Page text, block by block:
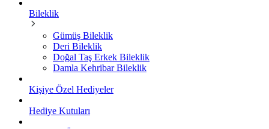
Bileklik
Gümüş Bileklik
Deri Bileklik
Doğal Taş Erkek Bileklik
Damla Kehribar Bileklik
Kişiye Özel Hediyeler
Hediye Kutuları